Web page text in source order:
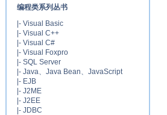
编程类系列丛书
|- Visual Basic
|- Visual C++
|- Visual C#
|- Visual Foxpro
|- SQL Server
|- Java、Java Bean、JavaScript
|- EJB
|- J2ME
|- J2EE
|- JDBC